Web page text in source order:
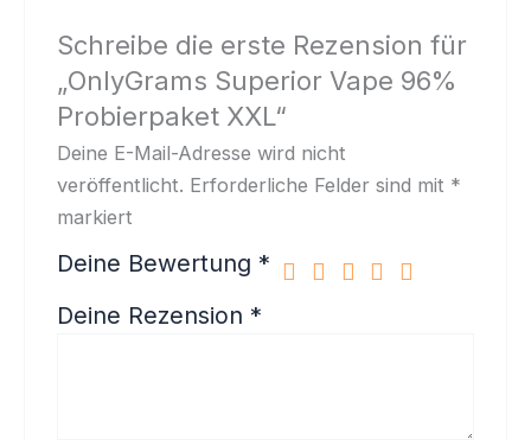
Schreibe die erste Rezension für
„OnlyGrams Superior Vape 96%
Probierpaket XXL“
Deine E-Mail-Adresse wird nicht
veröffentlicht. Erforderliche Felder sind mit *
markiert
Deine Bewertung *
Deine Rezension *